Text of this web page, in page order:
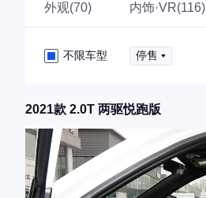
外观(70) 内饰·VR(116)
不限车型 停售
2021款 2.0T 两驱悦跑版